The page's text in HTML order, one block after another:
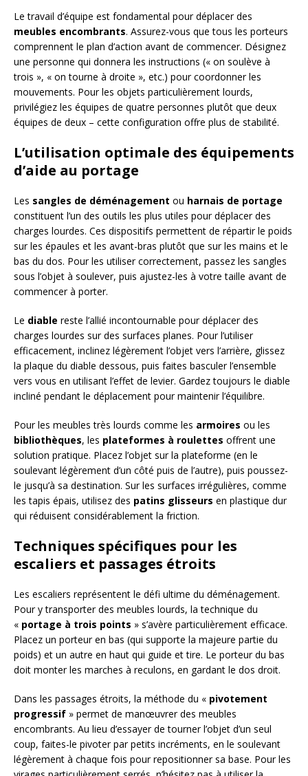
Le travail d’équipe est fondamental pour déplacer des
meubles encombrants. Assurez-vous que tous les porteurs
comprennent le plan d’action avant de commencer. Désignez
une personne qui donnera les instructions (« on soulève à
trois », « on tourne à droite », etc.) pour coordonner les
mouvements. Pour les objets particulièrement lourds,
privilégiez les équipes de quatre personnes plutôt que deux
équipes de deux – cette configuration offre plus de stabilité.
L’utilisation optimale des équipements
d’aide au portage
Les sangles de déménagement ou harnais de portage
constituent l’un des outils les plus utiles pour déplacer des
charges lourdes. Ces dispositifs permettent de répartir le poids
sur les épaules et les avant-bras plutôt que sur les mains et le
bas du dos. Pour les utiliser correctement, passez les sangles
sous l’objet à soulever, puis ajustez-les à votre taille avant de
commencer à porter.
Le diable reste l’allié incontournable pour déplacer des
charges lourdes sur des surfaces planes. Pour l’utiliser
efficacement, inclinez légèrement l’objet vers l’arrière, glissez
la plaque du diable dessous, puis faites basculer l’ensemble
vers vous en utilisant l’effet de levier. Gardez toujours le diable
incliné pendant le déplacement pour maintenir l’équilibre.
Pour les meubles très lourds comme les armoires ou les
bibliothèques, les plateformes à roulettes offrent une
solution pratique. Placez l’objet sur la plateforme (en le
soulevant légèrement d’un côté puis de l’autre), puis poussez-
le jusqu’à sa destination. Sur les surfaces irrégulières, comme
les tapis épais, utilisez des patins glisseurs en plastique dur
qui réduisent considérablement la friction.
Techniques spécifiques pour les
escaliers et passages étroits
Les escaliers représentent le défi ultime du déménagement.
Pour y transporter des meubles lourds, la technique du
« portage à trois points » s’avère particulièrement efficace.
Placez un porteur en bas (qui supporte la majeure partie du
poids) et un autre en haut qui guide et tire. Le porteur du bas
doit monter les marches à reculons, en gardant le dos droit.
Dans les passages étroits, la méthode du « pivotement
progressif » permet de manœuvrer des meubles
encombrants. Au lieu d’essayer de tourner l’objet d’un seul
coup, faites-le pivoter par petits incréments, en le soulevant
légèrement à chaque fois pour repositionner sa base. Pour les